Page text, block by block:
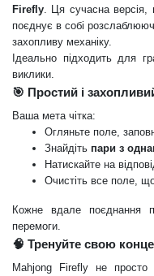
Firefly . Ця сучасна
поєднує в собі
захопливу механіку.
Ідеально підходить для
виклики.
🎯 Простий і
Ваша мета чітка:
Огляньте поле,
Знайдіть пари з
Натискайте на
Очистіть все поле,
Кожне вдале поєднання
перемоги.
🧠 Тренуйте свою
Mahjong Firefly не